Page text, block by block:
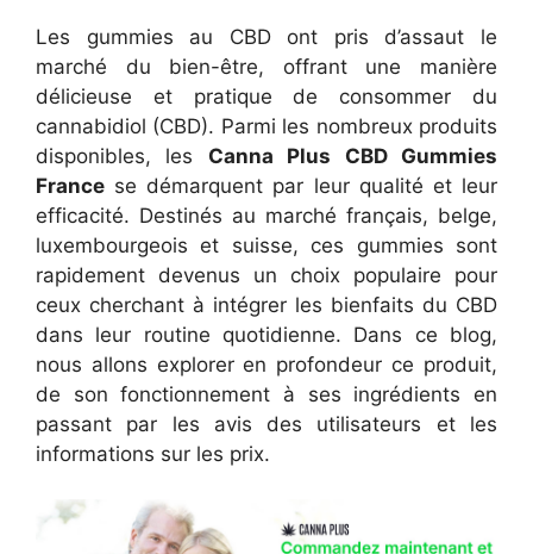
Les gummies au CBD ont pris d’assaut le
marché du bien-être, offrant une manière
délicieuse et pratique de consommer du
cannabidiol (CBD). Parmi les nombreux produits
disponibles, les Canna Plus CBD Gummies
France se démarquent par leur qualité et leur
efficacité. Destinés au marché français, belge,
luxembourgeois et suisse, ces gummies sont
rapidement devenus un choix populaire pour
ceux cherchant à intégrer les bienfaits du CBD
dans leur routine quotidienne. Dans ce blog,
nous allons explorer en profondeur ce produit,
de son fonctionnement à ses ingrédients en
passant par les avis des utilisateurs et les
informations sur les prix.